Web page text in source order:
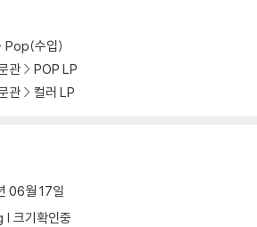
미한 재킷 주름, 모서리 눌림, 갈라짐이 발생
개봉 시엔 반품/교환 처리 불가합니다.
니다.
비닐이 밀봉되어 있지 않습니다.
Pop(수입)
관
POP LP
관 컬러 LP
06월 17일
크기확인중